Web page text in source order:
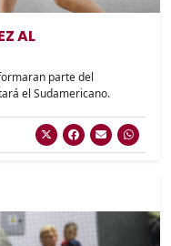
AL
parte del
el Sudamericano.